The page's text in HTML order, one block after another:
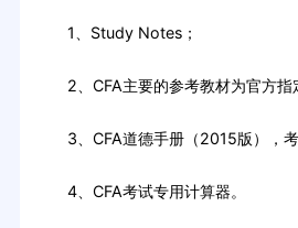
1、Study Notes；
2、CFA主要的参考教材为官方指
3、CFA道德手册（2015版），考
4、CFA考试专用计算器。